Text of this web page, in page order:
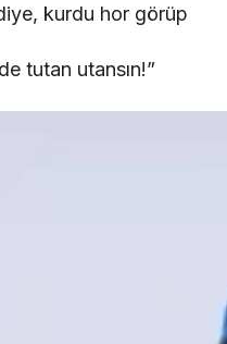
kurdu hor görüp
tutan utansın!”